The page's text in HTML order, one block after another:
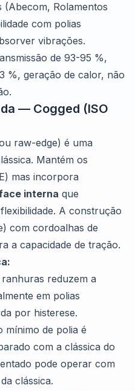
(Abecom, Rolamentos
com polias
vibrações.
de 93-95 %,
%, geração de calor, não
— Cogged (ISO
raw-edge) é uma
Mantém os
mas incorpora
interna que
A construção
com cordoalhas de
a capacidade de tração.
ranhuras reduzem a
em polias
por histerese.
mínimo de polia é
com a clássica do
pode operar com
clássica.